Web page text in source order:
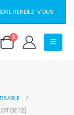
RENDEZ-VOUS
0
DE 12)